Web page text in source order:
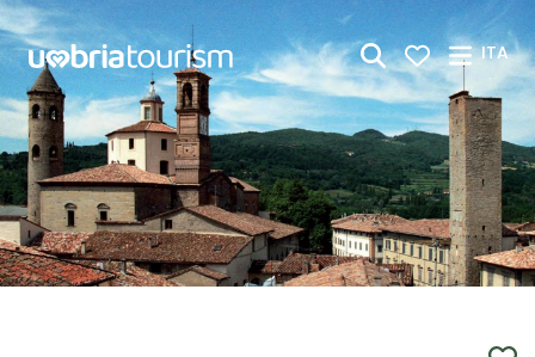
Skip to Main Content
ITA